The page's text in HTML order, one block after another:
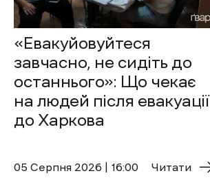
«Евакуйовуйтеся
завчасно, не сидіть до
останнього»: Що чекає
на людей після евакуації
до Харкова
05 Cерпня 2026 | 16:00 Читати